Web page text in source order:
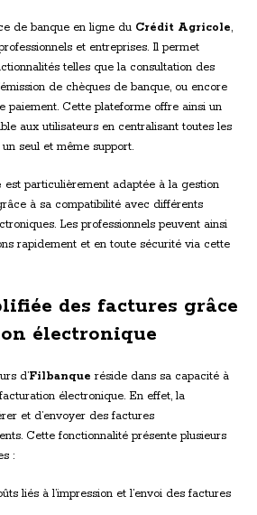
de banque en ligne du Crédit Agricole,
et entreprises. Il permet
telles que la consultation des
de chèques de banque, ou encore
paiement. Cette plateforme offre ainsi un
aux utilisateurs en centralisant toutes les
seul et même support.
est particulièrement adaptée à la gestion
à sa compatibilité avec différents
Les professionnels peuvent ainsi
rapidement et en toute sécurité via cette
des factures grâce
électronique
d’Filbanque réside dans sa capacité à
électronique. En effet, la
et d’envoyer des factures
Cette fonctionnalité présente plusieurs
:
liés à l’impression et l’envoi des factures